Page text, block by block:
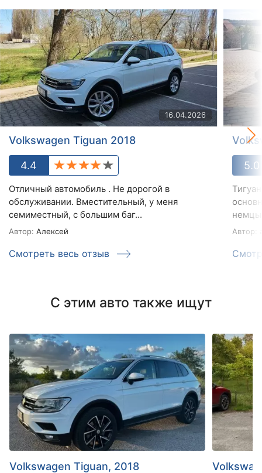
16.04.2026
Volkswagen Tiguan 2018
4.4
Отличный автомобиль . Не дорогой в
обслуживании. Вместительный, у меня
семиместный, с большим баг...
Автор: Алексей
Смотреть весь отзыв
5.0
Автор:
С этим авто также ищут
Volkswagen Tiguan, 2018